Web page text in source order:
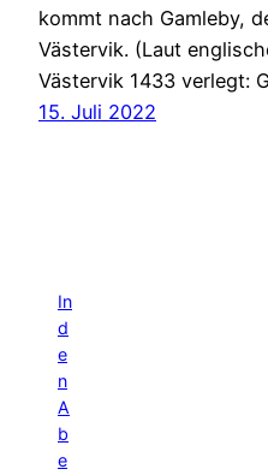
kommt nach Gamleby,
Västervik. (Laut
Västervik 1433 verlegt:
15. Juli 2022
In
d
e
n
A
b
e